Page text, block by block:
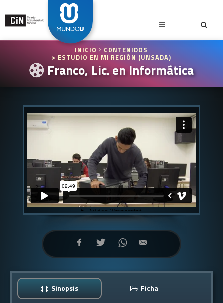
INICIO CONTENIDOS
> ESTUDIO EN MI REGIÓN (UNSADA)
Franco, Lic. en Informática
Sinopsis
Ficha